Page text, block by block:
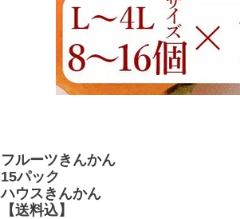
フルーツきんかん
15パック
ハウスきんかん
【送料込】